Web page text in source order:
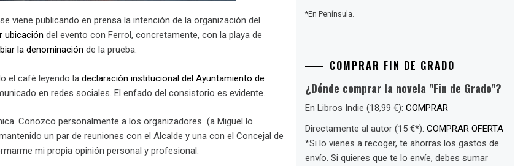
viene publicando en prensa la intención de la organización del
ubicación del evento con Ferrol, concretamente, con la playa de
la denominación de la prueba.
el café leyendo la declaración institucional del Ayuntamiento de
en redes sociales. El enfado del consistorio es evidente.
Conozco personalmente a los organizadores (a Miguel lo
un par de reuniones con el Alcalde y una con el Concejal de
mi propia opinión personal y profesional.
*En Península.
COMPRAR FIN DE GRADO
¿Dónde comprar la novela "Fin de Grado"?
En Libros Indie (18,99 €):COMPRAR
Directamente al autor (15 €*):COMPRAR OFERTA
*Si lo vienes a recoger, te ahorras los gastos de
envío. Si quieres que te lo envíe, debes sumar